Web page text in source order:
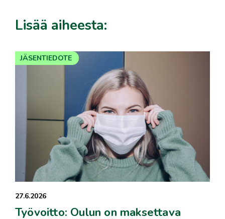
Lisää aiheesta:
27.6.2026
Työvoitto: Oulun on maksettava
JÄSENTIEDOTE